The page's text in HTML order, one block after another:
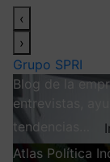
‹
›
Grupo SPRI
Blog de la
entrevistas,
tendencias…
Atlas Política